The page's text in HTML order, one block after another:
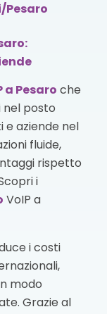
a Pesaro che
nel posto
e aziende nel
fluide,
rispetto
i
VoIP a
i costi
modo
Grazie al